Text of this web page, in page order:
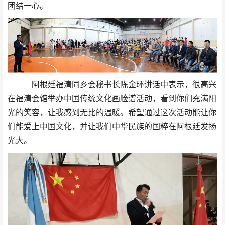
团结一心。
阿根廷福清同乡会秘书长陈金环讲话中表示，很高兴
在福清会馆举办中国传统文化画脸谱活动，看到你们充满阳
光的笑容，让我感到无比的温暖。希望通过这次活动能让你
们能爱上中国文化，并让我们中华民族的国粹在阿根廷发扬
光大。